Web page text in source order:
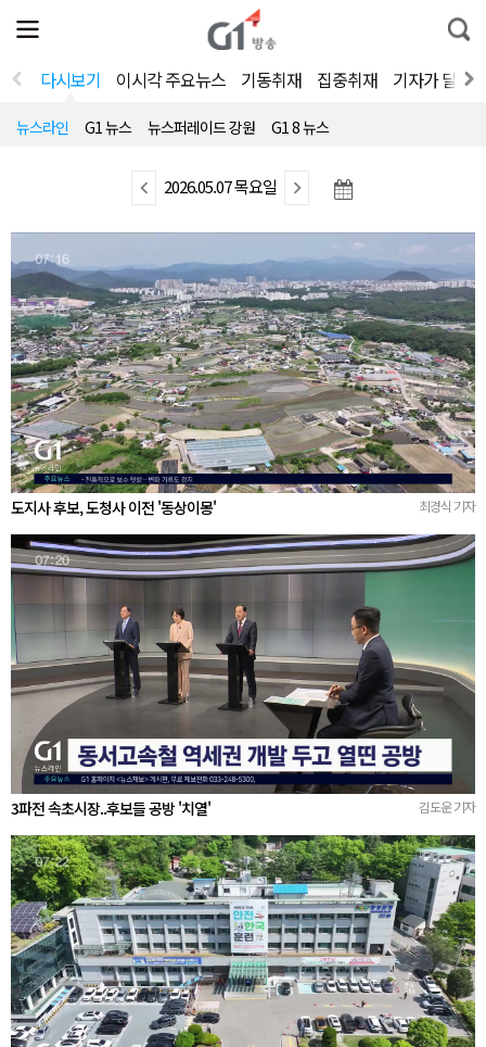
전
체
뉴
열
통
합
색
다시보기 이시각 주요뉴스 기동취재 집중취재 기자가 달려
뉴스라인 G1 뉴스 뉴스퍼레이드 강원 G1 8 뉴스
이
스
2026.05.07 목요일
뉴
스
도지사 후보, 도청사 이전 '동상이몽' 최경식 기자
3파전 속초시장..후보들 공방 '치열' 김도운 기자